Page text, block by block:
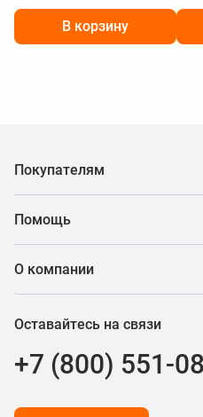
В корзину
Покупателям
Помощь
О компании
Оставайтесь на связи
+7 (800) 551-